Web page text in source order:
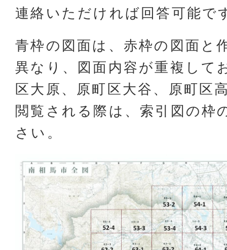
連絡いただければ回答可能で
青枠の図面は、赤枠の図面と
異なり、図面内容が重複して
区大原、原町区大谷、原町区
閲覧される際は、索引図の枠
さい。